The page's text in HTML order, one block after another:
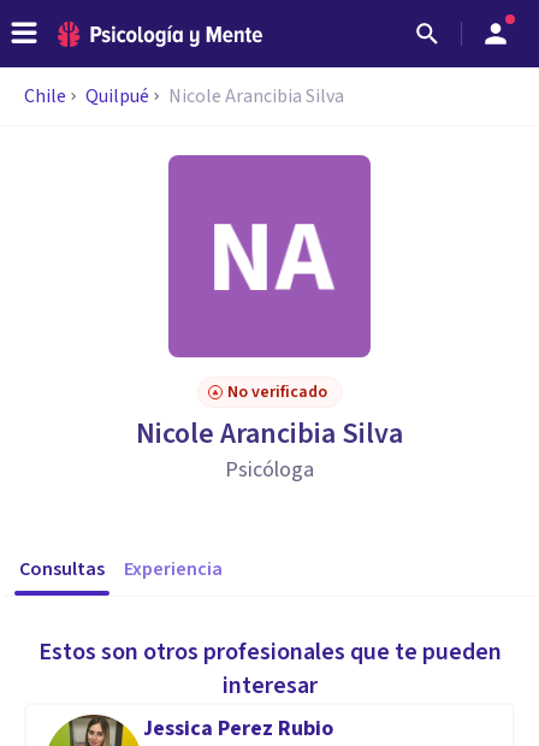
Chile Quilpué Nicole Arancibia Silva
No verificado
Nicole Arancibia Silva
Psicóloga
Consultas Experiencia
Estos son otros profesionales que te pueden
interesar
Jessica Perez Rubio